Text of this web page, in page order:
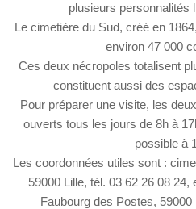
plusieurs personnalités
Le cimetière du Sud, créé en
environ 47 000
Ces deux nécropoles totalisent
constituent aussi des
Pour préparer une visite, les
ouverts tous les jours de 8h à
possible à
Les coordonnées utiles sont :
59000 Lille, tél. 03 62 26 08
Faubourg des Postes, 59000